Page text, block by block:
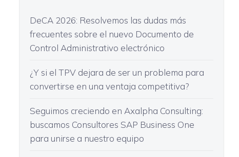
DeCA 2026: Resolvemos las dudas más
frecuentes sobre el nuevo Documento de
Control Administrativo electrónico
¿Y si el TPV dejara de ser un problema para
convertirse en una ventaja competitiva?
Seguimos creciendo en Axalpha Consulting:
buscamos Consultores SAP Business One
para unirse a nuestro equipo